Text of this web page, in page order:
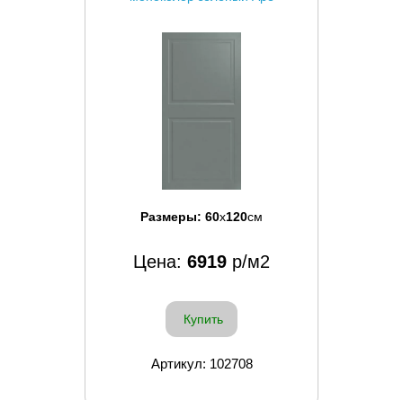
Размеры: 60x120см
Цена: 6919 р/м2
Купить
Артикул: 102708